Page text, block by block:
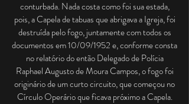
conturbada. Nada costa como foi sua estada,
pois, a Capela de tabuas que abrigava a Igreja, foi
destruída pelo fogo, juntamente com todos os
documentos em 10/09/1952 e, conforme consta
no relatório do então Delegado de Polícia
Raphael Augusto de Moura Campos, o fogo foi
originário de um curto circuito, que começou no
Círculo Operário que ficava próximo a Capela.